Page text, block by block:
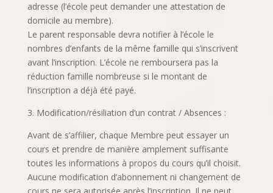
adresse (l’école peut demander une attestation de
domicile au membre).
Le parent responsable devra notifier à l’école le
nombres d’enfants de la même famille qui s’inscrivent
avant l’inscription. L’école ne remboursera pas la
réduction famille nombreuse si le montant de
l’inscription a déjà été payé.
3. Modification/résiliation d’un contrat / Absences :
Avant de s’affilier, chaque Membre peut essayer un
cours et prendre de manière amplement suffisante
toutes les informations à propos du cours qu’il choisit.
Aucune modification d’abonnement ni changement de